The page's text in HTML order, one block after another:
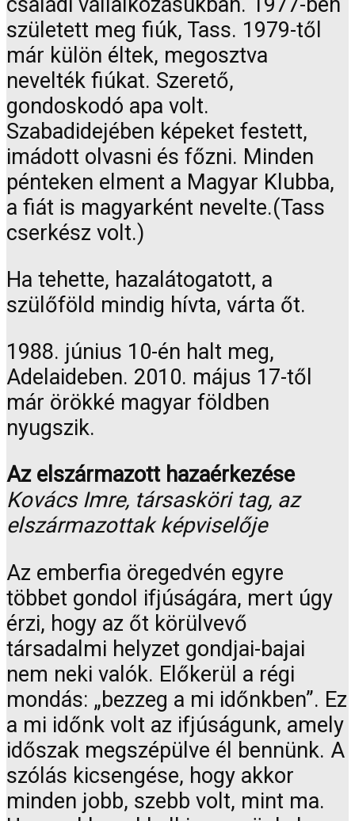
született meg fiúk, Tass. 1979-től
már külön éltek, megosztva
nevelték fiúkat. Szerető,
gondoskodó apa volt.
Szabadidejében képeket festett,
imádott olvasni és főzni. Minden
pénteken elment a Magyar Klubba,
a fiát is magyarként nevelte.(Tass
cserkész volt.)
Ha tehette, hazalátogatott, a
szülőföld mindig hívta, várta őt.
1988. június 10-én halt meg,
Adelaideben. 2010. május 17-től
már örökké magyar földben
nyugszik.
Az elszármazott hazaérkezése
Kovács Imre, társasköri tag, az
elszármazottak képviselője
Az emberfia öregedvén egyre
többet gondol ifjúságára, mert úgy
érzi, hogy az őt körülvevő
társadalmi helyzet gondjai-bajai
nem neki valók. Előkerül a régi
mondás: „bezzeg a mi időnkben”. Ez
a mi időnk volt az ifjúságunk, amely
időszak megszépülve él bennünk. A
szólás kicsengése, hogy akkor
minden jobb, szebb volt, mint ma.